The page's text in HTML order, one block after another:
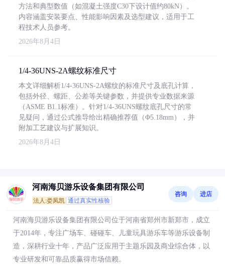
方法和典型数值（如混凝土强度C30下设计值约80kN）。
内容涵盖安装要点、性能影响因素及选型建议，适用于工
程技术人员参考。
2026年8月4日
1/4-36UNS-2A螺纹标准尺寸
本文详细解析1/4-36UNS-2A螺纹的标准尺寸及底孔计算，
包括外径、螺距、公差等关键参数，并提供专业数据来源
（ASME B1.1标准）。针对1/4-36UNS螺纹底孔尺寸的常
见疑问，通过公式推导给出精确推荐值（Φ5.18mm），并
附加工艺建议与扩展知识。
2026年8月4日
河南海贝游乐设备集团有限公司
法人:娄凤凯 通过真实性核验
咨询 进店
河南海贝游乐设备集团有限公司位于河南省郑州市新郑市，成立
于2014年，专注广场车、碰碰车、儿童玩具游乐车等游乐设备制
造，深耕行业十年，产品广泛应用于主题乐园及商业综合体，以
专业研发和可靠品质赢得市场信赖。